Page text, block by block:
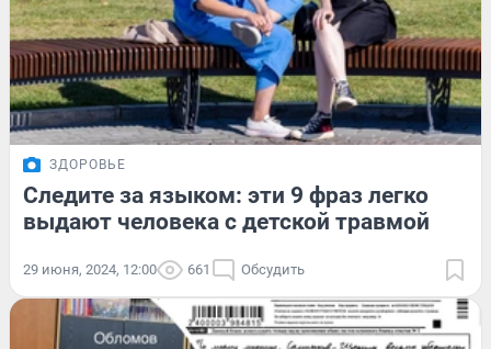
ЗДОРОВЬЕ
Следите за языком: эти 9 фраз легко
выдают человека с детской травмой
29 июня, 2024, 12:00 661 Обсудить